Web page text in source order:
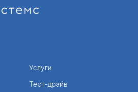
Услуги
Тест-драйв